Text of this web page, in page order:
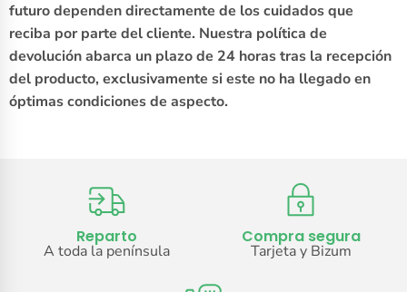
futuro dependen directamente de los cuidados que
reciba por parte del cliente. Nuestra política de
devolución abarca un plazo de 24 horas tras la recepción
del producto, exclusivamente si este no ha llegado en
óptimas condiciones de aspecto.
Reparto
A toda la península
Compra segura
Tarjeta y Bizum